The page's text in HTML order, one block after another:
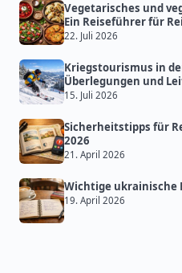
Vegetarisches und
Ein Reiseführer für
22. Juli 2026
Kriegstourismus in
Überlegungen und
15. Juli 2026
Sicherheitstipps für
2026
21. April 2026
Wichtige ukrainische
19. April 2026